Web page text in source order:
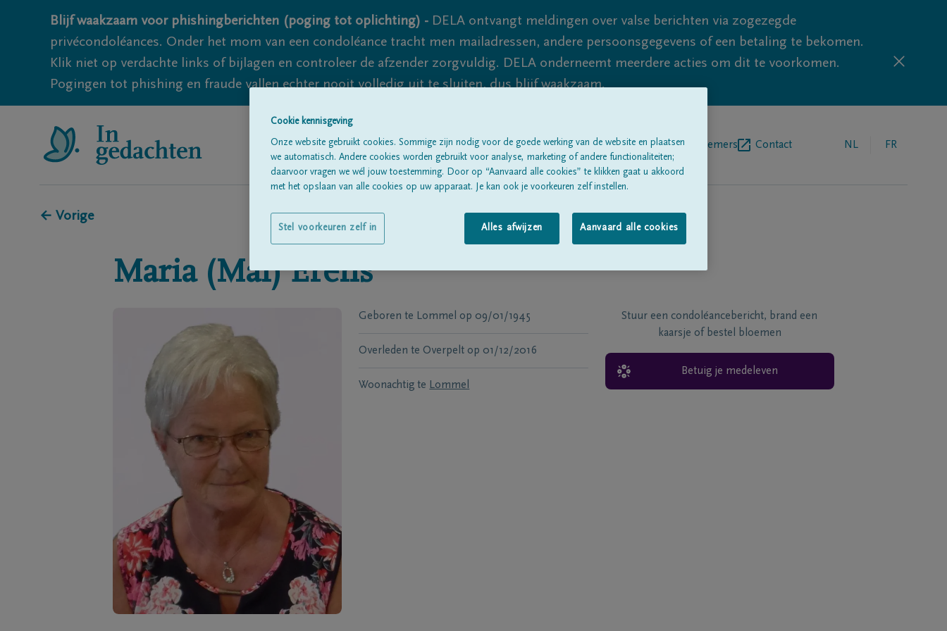
Blijf waakzaam voor phishingberichten (poging tot oplichting) - DELA ontvangt meldingen over valse berichten via zogezegde
privécondoléances. Onder het mom van een condoléance tracht men mailadressen, andere persoonsgegevens of een betaling te bekomen.
Klik niet op verdachte links of bijlagen en controleer de afzender zorgvuldig. DELA onderneemt meerdere acties om dit te voorkomen.
Pogingen tot phishing en fraude vallen echter nooit volledig uit te sluiten, dus blijf waakzaam.
Alle rouwberichtenOver onsBegrafenisondernemers Contact NL FR
← Vorige
Maria (Mai) Erens
Geboren te Lommel op 09/01/1945
Overleden te Overpelt op 01/12/2016
Woonachtig te Lommel
Stuur een condoléancebericht, brand een
kaarsje of bestel bloemen
Betuig je medeleven
Cookie kennisgeving
Onze website gebruikt cookies. Sommige zijn nodig voor de goede werking van de website en plaatsen
we automatisch. Andere cookies worden gebruikt voor analyse, marketing of andere functionaliteiten;
daarvoor vragen we wél jouw toestemming. Door op “Aanvaard alle cookies” te klikken gaat u akkoord
met het opslaan van alle cookies op uw apparaat. Je kan ook je voorkeuren zelf instellen.
Alles afwijzen Aanvaard alle cookies
Stel voorkeuren zelf in